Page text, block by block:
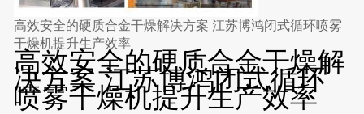
高效安全的硬质合金干燥解决方案 江苏博鸿闭式循环喷雾
干燥机提升生产效率
高效安全的硬质合金干燥解
决方案 江苏博鸿闭式循环
喷雾干燥机提升生产效率